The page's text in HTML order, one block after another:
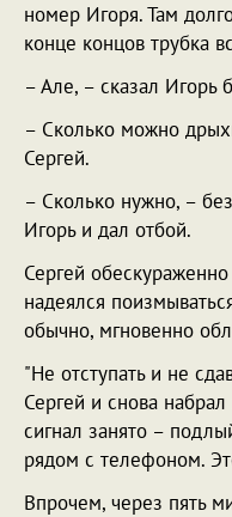
номер Игоря. Там
конце концов трубка
– Але, – сказал Игорь
– Сколько можно
Сергей.
– Сколько нужно, –
Игорь и дал отбой.
Сергей
надеялся
обычно, мгновенно
"Не отступать и не
Сергей и снова
сигнал занято –
рядом с телефоном.
Впрочем, через пять